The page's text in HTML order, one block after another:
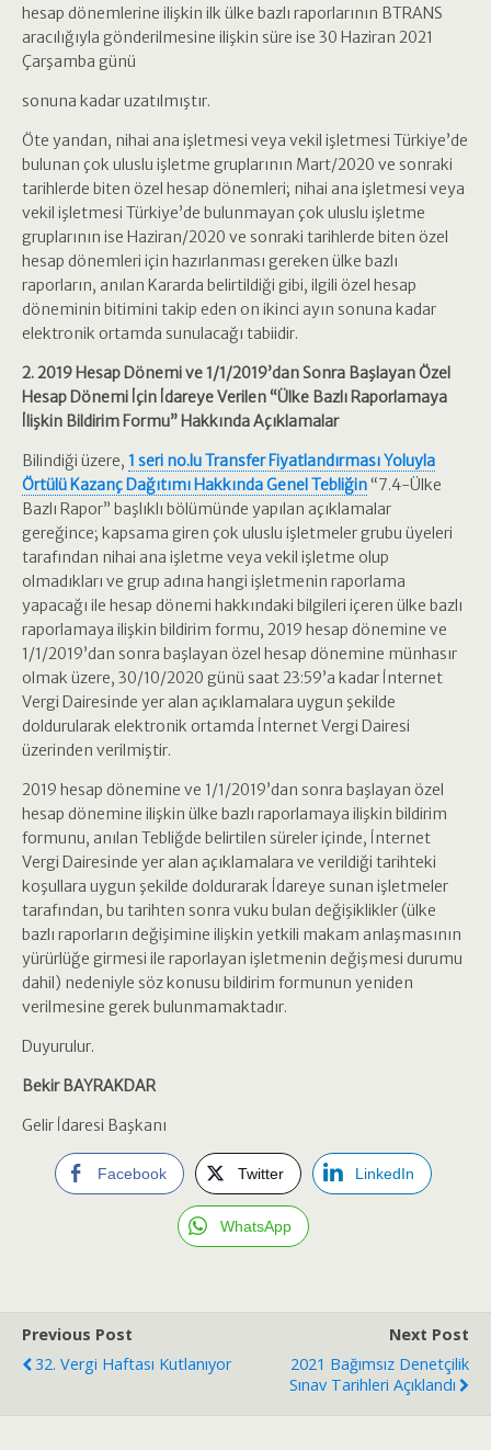
hesap dönemlerine ilişkin ilk ülke bazlı raporlarının BTRANS
aracılığıyla gönderilmesine ilişkin süre ise 30 Haziran 2021
Çarşamba günü
sonuna kadar uzatılmıştır.
Öte yandan, nihai ana işletmesi veya vekil işletmesi Türkiye’de
bulunan çok uluslu işletme gruplarının Mart/2020 ve sonraki
tarihlerde biten özel hesap dönemleri; nihai ana işletmesi veya
vekil işletmesi Türkiye’de bulunmayan çok uluslu işletme
gruplarının ise Haziran/2020 ve sonraki tarihlerde biten özel
hesap dönemleri için hazırlanması gereken ülke bazlı
raporların, anılan Kararda belirtildiği gibi, ilgili özel hesap
döneminin bitimini takip eden on ikinci ayın sonuna kadar
elektronik ortamda sunulacağı tabiidir.
2. 2019 Hesap Dönemi ve 1/1/2019’dan Sonra Başlayan Özel
Hesap Dönemi İçin İdareye Verilen “Ülke Bazlı Raporlamaya
İlişkin Bildirim Formu” Hakkında Açıklamalar
Bilindiği üzere, 1 seri no.lu Transfer Fiyatlandırması Yoluyla
Örtülü Kazanç Dağıtımı Hakkında Genel Tebliğin “7.4-Ülke
Bazlı Rapor” başlıklı bölümünde yapılan açıklamalar
gereğince; kapsama giren çok uluslu işletmeler grubu üyeleri
tarafından nihai ana işletme veya vekil işletme olup
olmadıkları ve grup adına hangi işletmenin raporlama
yapacağı ile hesap dönemi hakkındaki bilgileri içeren ülke bazlı
raporlamaya ilişkin bildirim formu, 2019 hesap dönemine ve
1/1/2019’dan sonra başlayan özel hesap dönemine münhasır
olmak üzere, 30/10/2020 günü saat 23:59’a kadar İnternet
Vergi Dairesinde yer alan açıklamalara uygun şekilde
doldurularak elektronik ortamda İnternet Vergi Dairesi
üzerinden verilmiştir.
2019 hesap dönemine ve 1/1/2019’dan sonra başlayan özel
hesap dönemine ilişkin ülke bazlı raporlamaya ilişkin bildirim
formunu, anılan Tebliğde belirtilen süreler içinde, İnternet
Vergi Dairesinde yer alan açıklamalara ve verildiği tarihteki
koşullara uygun şekilde doldurarak İdareye sunan işletmeler
tarafından, bu tarihten sonra vuku bulan değişiklikler (ülke
bazlı raporların değişimine ilişkin yetkili makam anlaşmasının
yürürlüğe girmesi ile raporlayan işletmenin değişmesi durumu
dahil) nedeniyle söz konusu bildirim formunun yeniden
verilmesine gerek bulunmamaktadır.
Duyurulur.
Bekir BAYRAKDAR
Gelir İdaresi Başkanı
Facebook Twitter LinkedIn
WhatsApp
Previous Post
32. Vergi Haftası Kutlanıyor
Next Post
2021 Bağımsız Denetçilik
Sınav Tarihleri Açıklandı